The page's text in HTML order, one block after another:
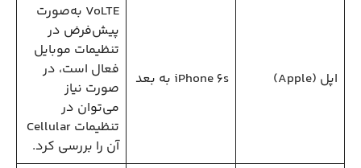
اپل (Apple) iPhone 6s به بعد
VoLTE به‌صورت
پیش‌فرض در
تنظیمات موبایل
فعال است، در
صورت نیاز
می‌توان در
تنظیمات Cellular
آن را بررسی کرد.